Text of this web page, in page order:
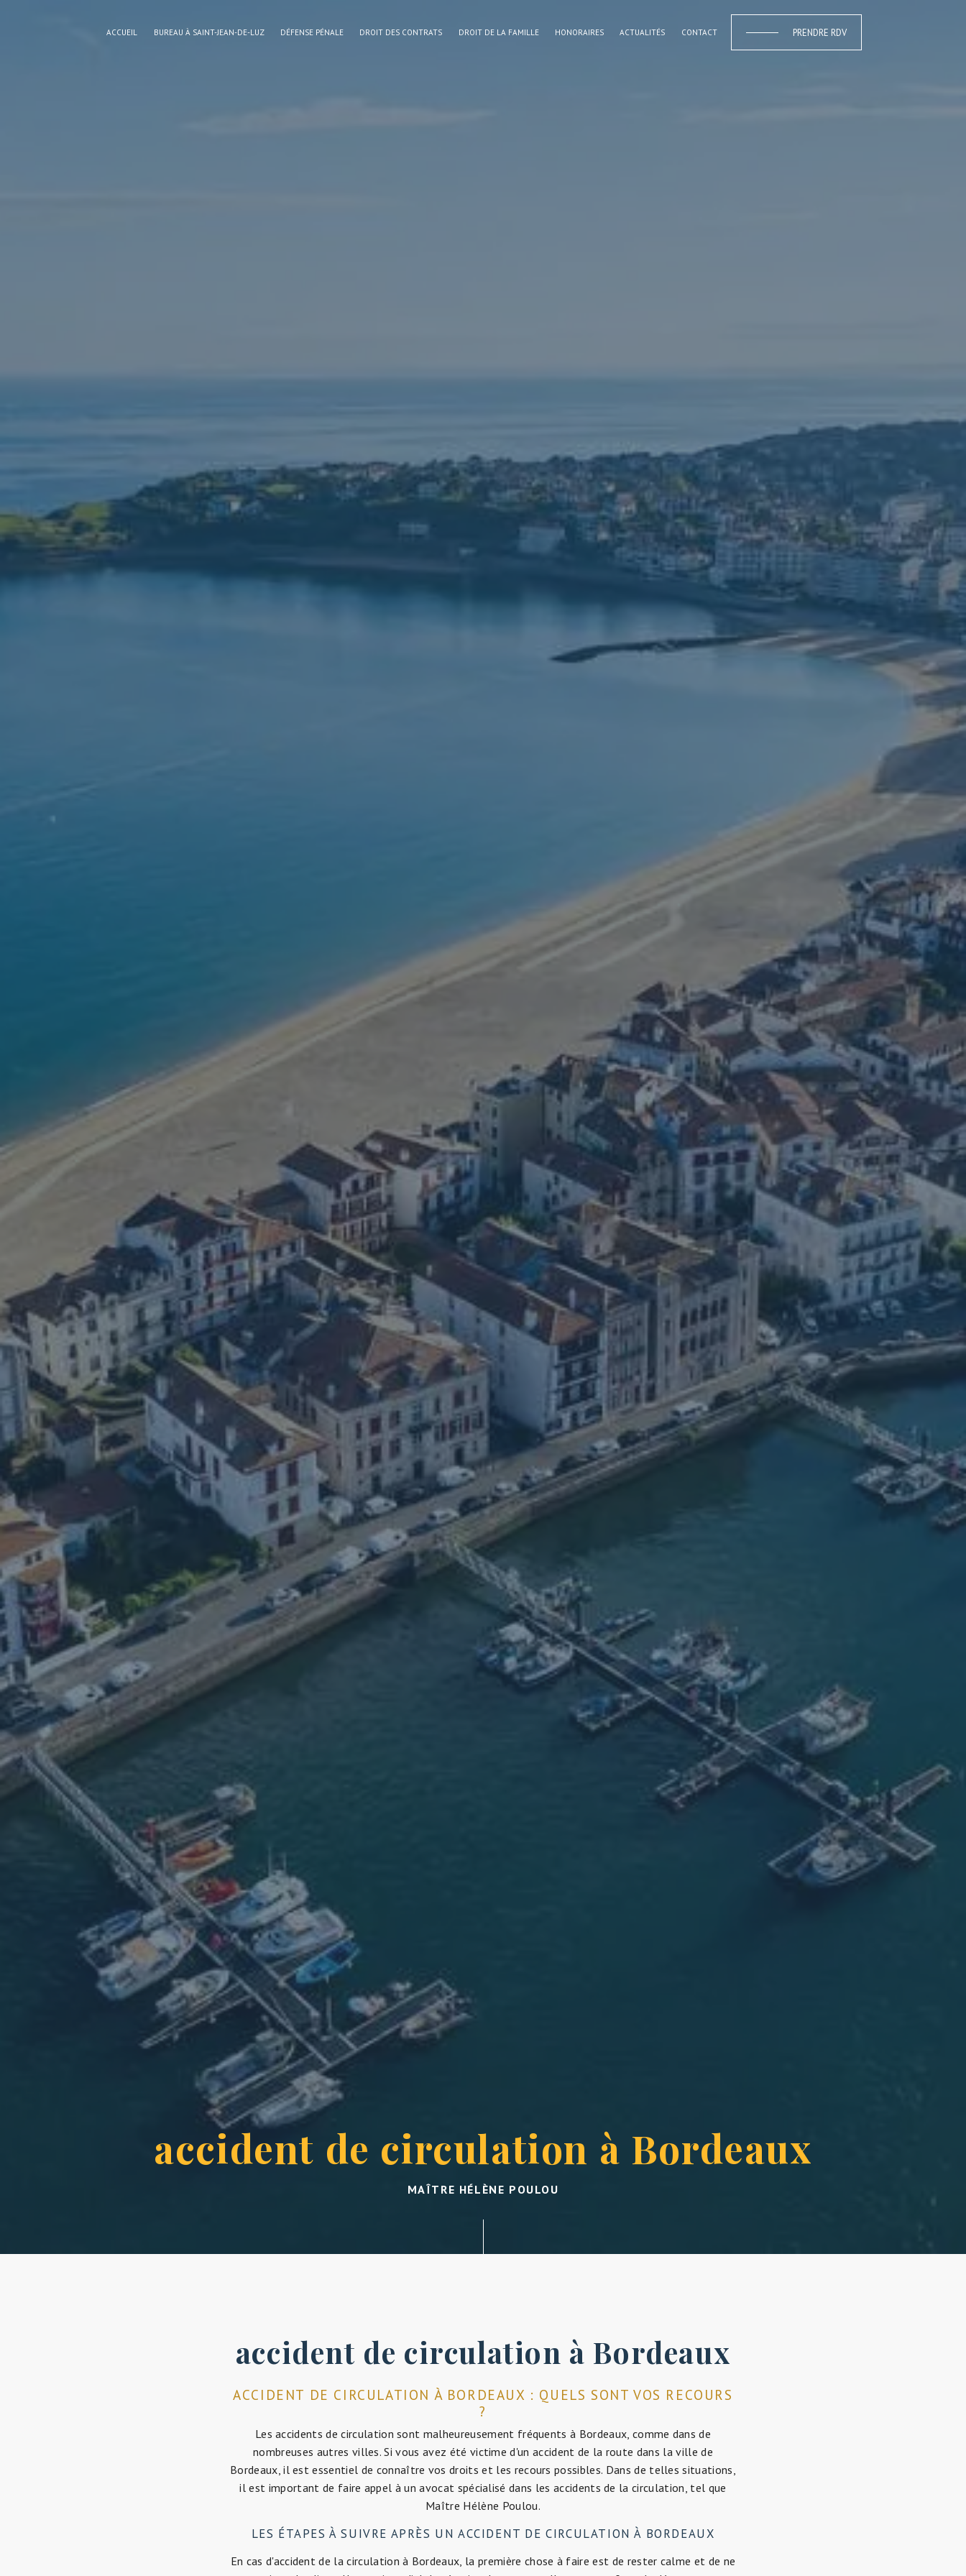
ACCUEIL BUREAU À SAINT-JEAN-DE-LUZ DÉFENSE PÉNALE DROIT DES CONTRATS DROIT DE LA FAMILLE HONORAIRES ACTUALITÉS CONTACT PRENDRE RDV
accident de circulation à Bordeaux
MAÎTRE HÉLÈNE POULOU
accident de circulation à Bordeaux
ACCIDENT DE CIRCULATION À BORDEAUX : QUELS SONT VOS RECOURS
?
Les accidents de circulation sont malheureusement fréquents à Bordeaux, comme dans de
nombreuses autres villes. Si vous avez été victime d'un accident de la route dans la ville de
Bordeaux, il est essentiel de connaître vos droits et les recours possibles. Dans de telles situations,
il est important de faire appel à un avocat spécialisé dans les accidents de la circulation, tel que
Maître Hélène Poulou.
LES ÉTAPES À SUIVRE APRÈS UN ACCIDENT DE CIRCULATION À BORDEAUX
En cas d'accident de la circulation à Bordeaux, la première chose à faire est de rester calme et de ne